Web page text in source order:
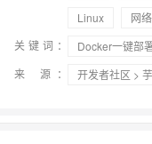
Linux
网
关键词：
Docker一键部
来 源：
开发者社区 >